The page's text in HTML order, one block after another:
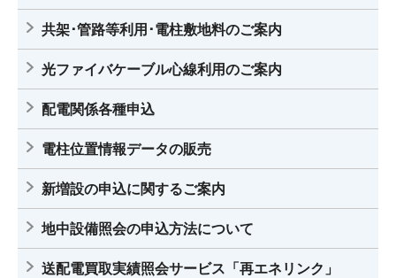
共架･管路等利用･電柱敷地料のご案内
光ファイバケーブル心線利用のご案内
配電関係各種申込
電柱位置情報データの販売
新増設の申込に関するご案内
地中設備照会の申込方法について
送配電買取実績照会サービス「再エネリンク」